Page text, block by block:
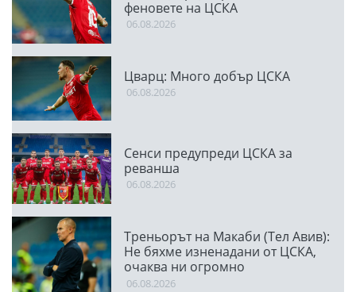
феновете на ЦСКА
06.08.2026
Цварц: Много добър ЦСКА
06.08.2026
Сенси предупреди ЦСКА за
реванша
06.08.2026
Треньорът на Макаби (Тел Авив):
Не бяхме изненадани от ЦСКА,
очаква ни огромно
предизвикателство
06.08.2026